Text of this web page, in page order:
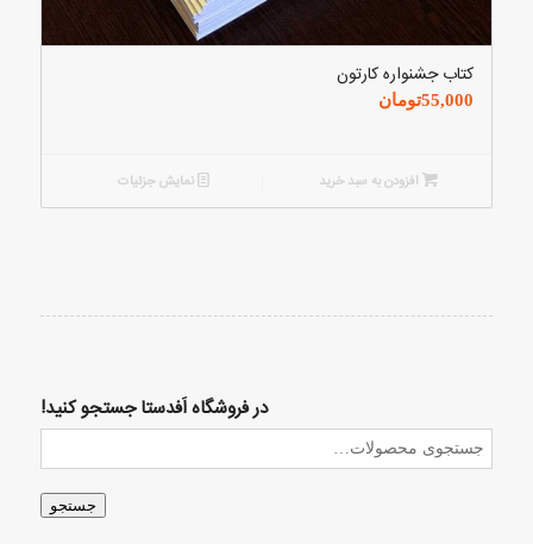
کتاب جشنواره کارتون
55,000تومان
افزودن به سبد خرید نمایش جزئیات
در فروشگاه اَفدستا جستجو کنید!
جستجو